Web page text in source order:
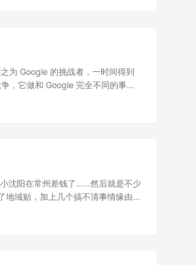
database of human translations
no TM is specified, translated
作远比我们所想得更有意义，它们
据必定大大提高之后的翻译效率。
成果竟然给 Google 使用下三滥手
的诞生……
为 Google 的挑战者，一时间得到
，它做和 Google 完全不同的事
——你输入词句，它给你信息。我没
的数值计算和符号运算能力。 我用
告诉了我答案，于是考试的时候我
然其实我不知道怎么用它。 一个
我并没有上很多数学课，而基础
算？其实那些离我们并非太远，
沈阳在常州差钱了……然后就是不少
域贴，加上几个搞不清事情缘由就